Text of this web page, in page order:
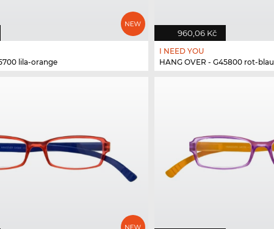
lila-orange
960,06 Kč
I NEED YOU
HANG OVER - G45800 rot-blau